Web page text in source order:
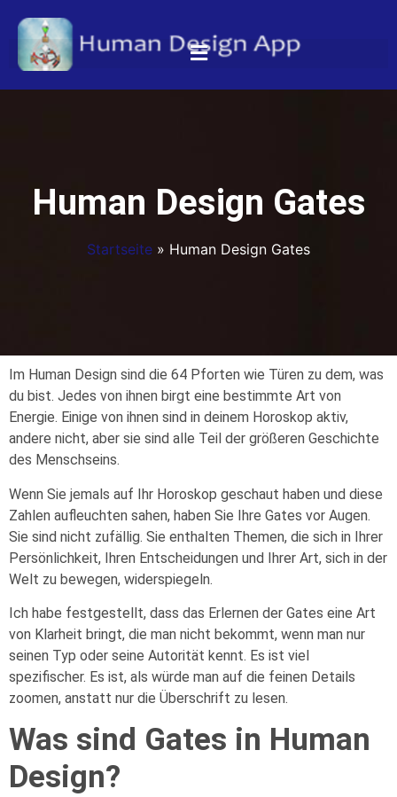
Human Design Gates
Startseite » Human Design Gates
Im Human Design sind die 64 Pforten wie Türen zu dem, was
du bist. Jedes von ihnen birgt eine bestimmte Art von
Energie. Einige von ihnen sind in deinem Horoskop aktiv,
andere nicht, aber sie sind alle Teil der größeren Geschichte
des Menschseins.
Wenn Sie jemals auf Ihr Horoskop geschaut haben und diese
Zahlen aufleuchten sahen, haben Sie Ihre Gates vor Augen.
Sie sind nicht zufällig. Sie enthalten Themen, die sich in Ihrer
Persönlichkeit, Ihren Entscheidungen und Ihrer Art, sich in der
Welt zu bewegen, widerspiegeln.
Ich habe festgestellt, dass das Erlernen der Gates eine Art
von Klarheit bringt, die man nicht bekommt, wenn man nur
seinen Typ oder seine Autorität kennt. Es ist viel
spezifischer. Es ist, als würde man auf die feinen Details
zoomen, anstatt nur die Überschrift zu lesen.
Was sind Gates in Human
Design?